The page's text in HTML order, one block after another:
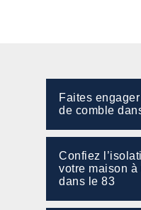
Faites
de comble
Confiez
votre maison à
dans le 83